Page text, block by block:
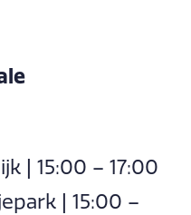
| 15:00 – 17:00
| 15:00 –